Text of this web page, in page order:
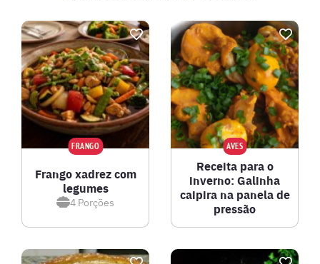
FRANGO
Frango xadrez com
legumes
4 Porções
AVES
Receita para o
inverno: Galinha
caipira na panela de
pressão